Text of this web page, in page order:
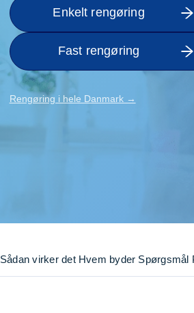
Opsætning af
Tømrer
Tunge løft
Underholdning
Enkelt rengøring
Fast rengøring
Rengøring i hele Danmark →
Sådan virker det Hvem byder Spørgsmål